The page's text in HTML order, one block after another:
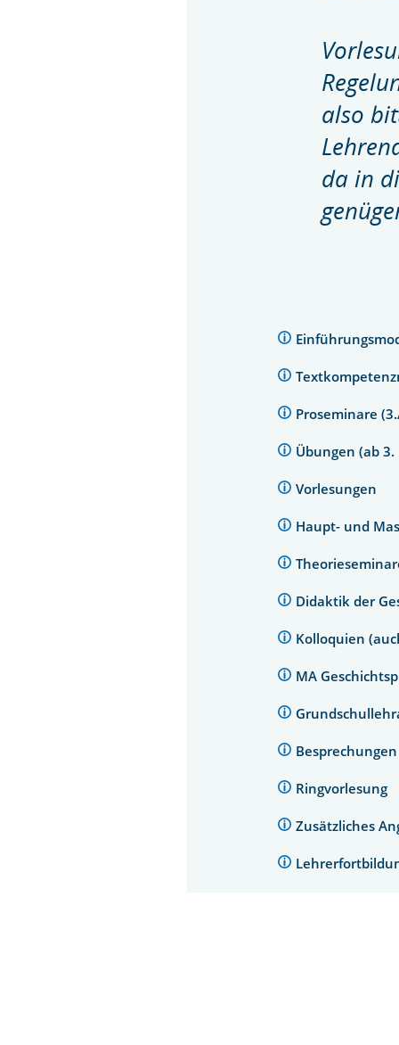
also
da in
Proseminare
Übungen (ab
Vorlesungen
Haupt- und
Didaktik der
Kolloquien
MA
Ringvorlesung
Zusätzliches